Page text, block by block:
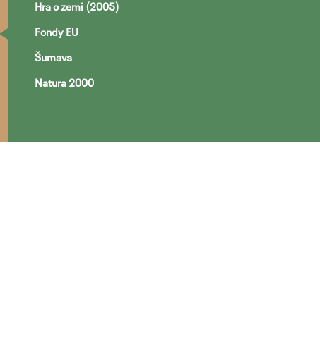
Hra o zemi (2005)
Fondy EU
Šumava
Natura 2000